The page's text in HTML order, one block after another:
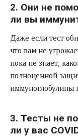
2. Они не
ли вы
Даже если тест
что вам не
пока не знает,
полноценной
иммуноглобулины
3. Тесты не
ли у вас